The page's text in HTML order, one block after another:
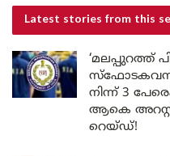
Latest stories from this
‘മലപ്പുറത്ത്
നിന്ന് 3
ആകെ അറസ്റ്റ്
റെയ്ഡ്!